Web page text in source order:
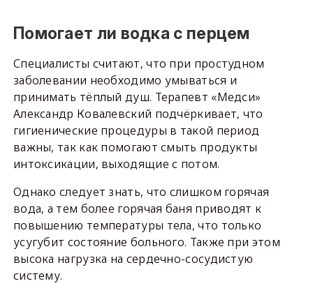
Помогает ли водка с перцем
Специалисты считают, что при простудном
заболевании необходимо умываться и
принимать тёплый душ. Терапевт «Медси»
Александр Ковалевский подчёркивает, что
гигиенические процедуры в такой период
важны, так как помогают смыть продукты
интоксикации, выходящие с потом.
Однако следует знать, что слишком горячая
вода, а тем более горячая баня приводят к
повышению температуры тела, что только
усугубит состояние больного. Также при этом
высока нагрузка на сердечно-сосудистую
систему.